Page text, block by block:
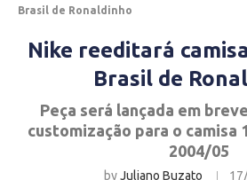
Brasil de Ronaldinho
Nike reeditará
Brasil de
Peça será lançada em
customização para o camisa
2004/05
byJuliano Buzato